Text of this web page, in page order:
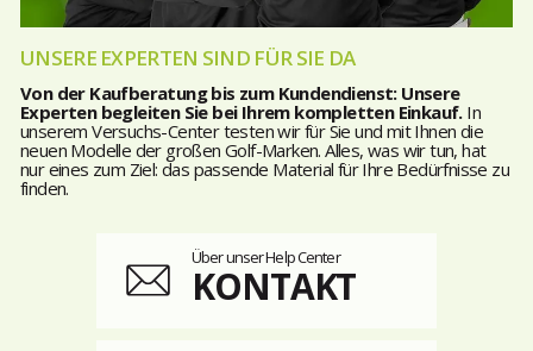
UNSERE EXPERTEN SIND FÜR SIE DA
Von der Kaufberatung bis zum Kundendienst: Unsere
Experten begleiten Sie bei Ihrem kompletten Einkauf.In
unserem Versuchs-Center testen wir für Sie und mit Ihnen die
neuen Modelle der großen Golf-Marken. Alles, was wir tun, hat
nur eines zum Ziel: das passende Material für Ihre Bedürfnisse zu
finden.
Über unser Help Center
KONTAKT